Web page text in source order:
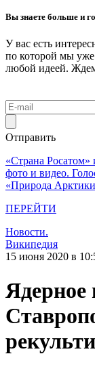
Вы знаете больше и
У вас есть
по которой мы
любой идеей.
Отправить
«Страна Росатом»
фото и видео.
«Природа
ПЕРЕЙТИ
Новости.
Википедия
15 июня 2020 в
Ядерное